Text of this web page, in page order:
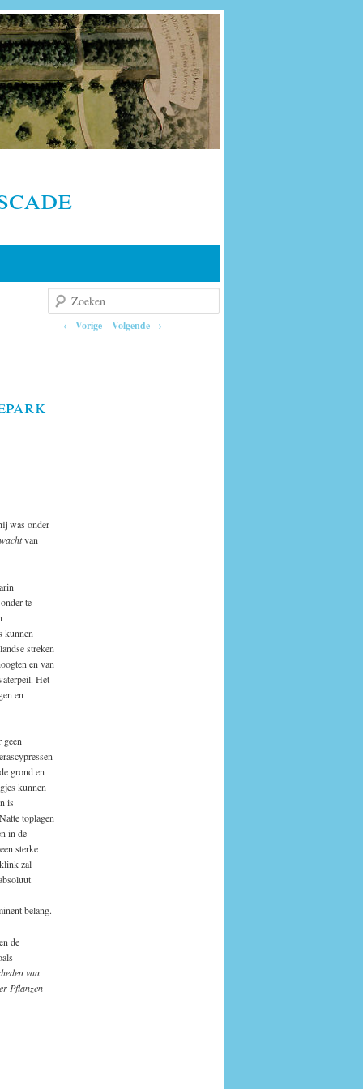
Berichtnavigatie
← Vorige Volgende →
was onder
van
te
kunnen
streken
en van
Het
en
geen
grond en
kunnen
is
toplagen
in de
sterke
zal
belang.
de
van
Pflanzen